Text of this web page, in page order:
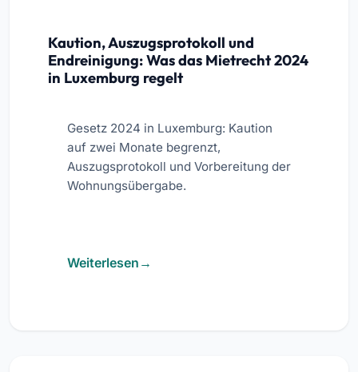
Kaution, Auszugsprotokoll und
Endreinigung: Was das Mietrecht 2024
in Luxemburg regelt
Gesetz 2024 in Luxemburg: Kaution
auf zwei Monate begrenzt,
Auszugsprotokoll und Vorbereitung der
Wohnungsübergabe.
Weiterlesen